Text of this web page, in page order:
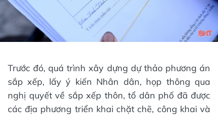
Trước đó, quá trình xây dựng dự thảo phương án
sắp xếp, lấy ý kiến Nhân dân, họp thông qua
nghị quyết về sắp xếp thôn, tổ dân phố đã được
các địa phương triển khai chặt chẽ, công khai và